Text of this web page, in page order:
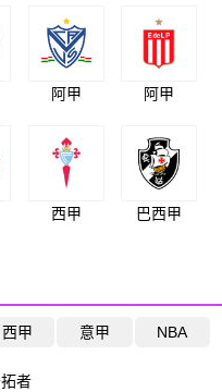
阿甲 阿甲
西甲 巴西甲
西甲 意甲 NBA
者